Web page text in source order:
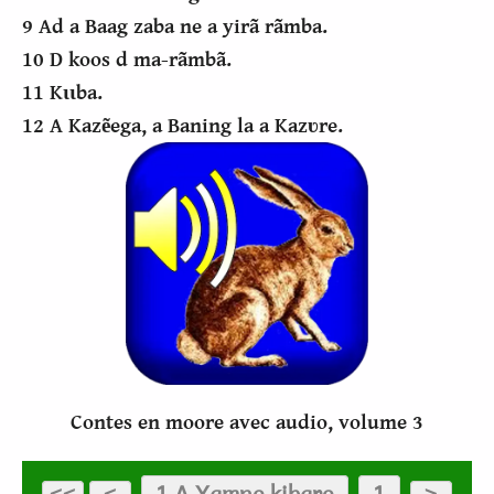
9 Ad a Baag zaba ne a yirã rãmba.
10 D koos d ma-rãmbã.
11 Kɩɩba.
12 A Kazẽega, a Baning la a Kazʋre.
Contes en moore avec audio, volume 3